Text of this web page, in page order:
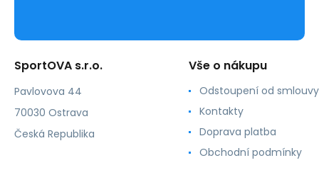
SportOVA s.r.o.
Pavlovova 44
70030 Ostrava
Česká Republika
Vše o nákupu
Odstoupení od smlouvy
Kontakty
Doprava platba
Obchodní podmínky